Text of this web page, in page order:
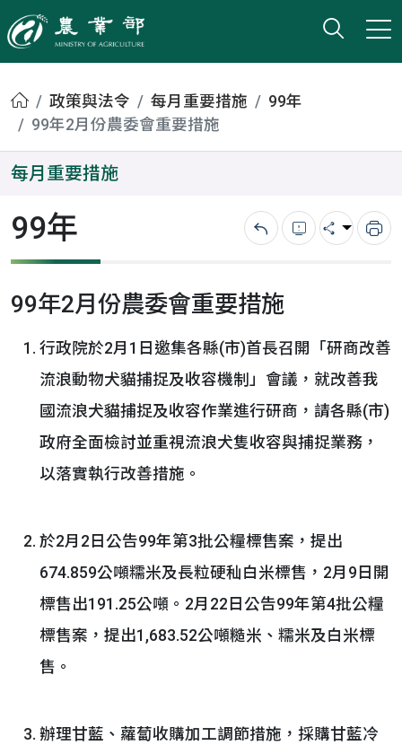
農業部
打開
小版
首頁政策與法令 每月重要措施
99年
99年2月份農委會重要措施
每月重要措施
99年 回上一頁錯誤回報
分享 列
99年2月份農委會重要措施
行政院於2月1日邀集各縣(市)首長召開「研商改善
流浪動物犬貓捕捉及收容機制」會議，就改善我
國流浪犬貓捕捉及收容作業進行研商，請各縣(市)
政府全面檢討並重視流浪犬隻收容與捕捉業務，
以落實執行改善措施。
於2月2日公告99年第3批公糧標售案，提出
674.859公噸糯米及長粒硬秈白米標售，2月9日開
標售出191.25公噸。2月22日公告99年第4批公糧
標售案，提出1,683.52公噸糙米、糯米及白米標
售。
辦理甘藍、蘿蔔收購加工調節措施，採購甘藍冷